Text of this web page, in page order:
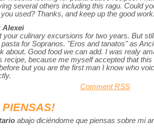
several others including this ragu. Could
used? Thanks, and keep up the good
Alexei
your culinary excursions for two years. But
pasta for Sopranos. "Eros and tanatos" as
about. Good food we can add. I was realy
recipe, because me myself accepted that
but you are the first man I know who
Comment RSS
PIENSAS!
abajo diciéndome que piensas sobre mi